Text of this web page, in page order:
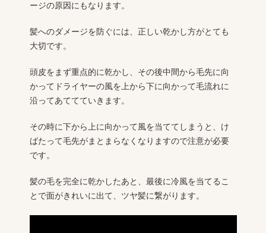
ージの原因にもなります。
髪へのダメージを防ぐには、正しい乾かし方がとても
大切です。
頭皮をまず重点的に乾かし、その後中間から毛先に向
かってドライヤーの風を上から下に向かって毛流れに
沿ってあててていきます。
その時に下から上に向かって風を当ててしまうと、け
ばたって毛先がまとまらなくなりますので注意が必要
です。
髪の毛を完全に乾かしたあと、最後に冷風を当てるこ
とで面がきれいに出て、ツヤ髪に繋がります。